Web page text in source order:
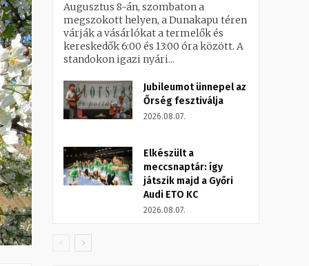
Augusztus 8-án, szombaton a
megszokott helyen, a Dunakapu téren
várják a vásárlókat a termelők és
kereskedők 6:00 és 13:00 óra között. A
standokon igazi nyári...
Jubileumot ünnepel az
Őrség fesztiválja
2026.08.07.
Elkészült a
meccsnaptár: így
játszik majd a Győri
Audi ETO KC
2026.08.07.